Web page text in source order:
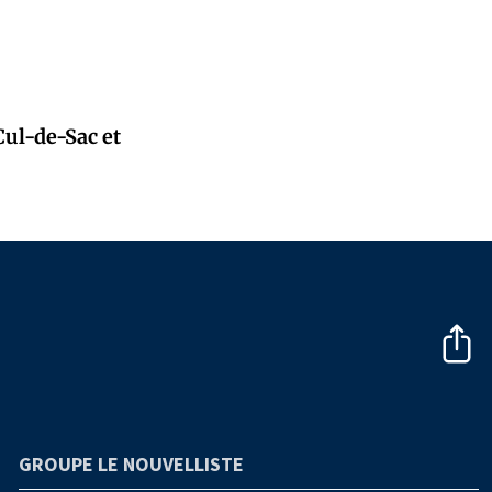
de-Sac et
GROUPE LE NOUVELLISTE